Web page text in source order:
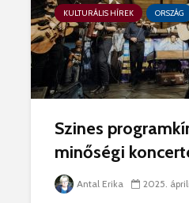
KULTURÁLIS HÍREK ORSZÁG
Szines
minőségi
Antal Erika 2025.